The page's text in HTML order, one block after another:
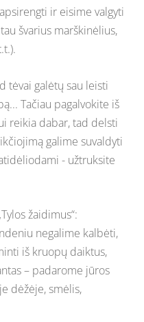
ir eisime valgyti
švarius marškinėlius,
tėvai galėtų sau leisti
Tačiau pagalvokite iš
reikia dabar, tad delsti
galime suvaldyti
- užtruksite
žaidimus“:
negalime kalbėti,
iš kruopų daiktus,
– padarome jūros
dėžėje, smėlis,